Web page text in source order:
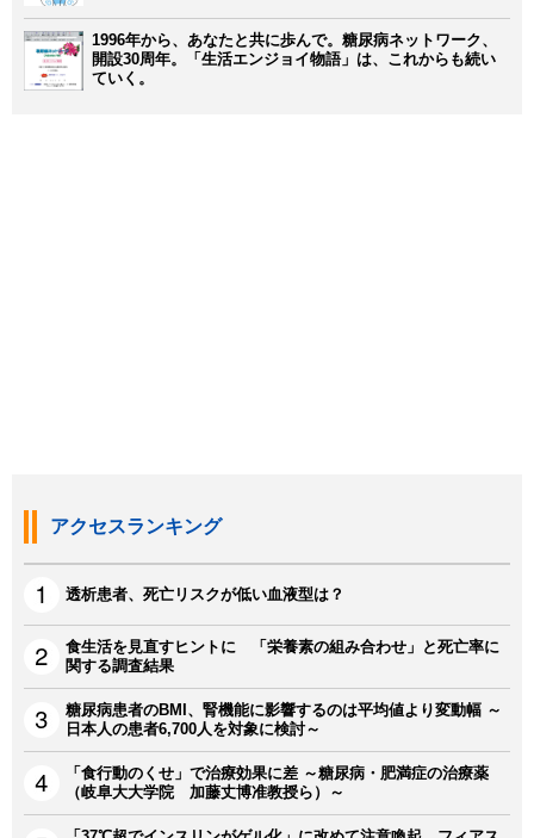
1996年から、あなたと共に歩んで。糖尿病ネットワーク、
開設30周年。「生活エンジョイ物語」は、これからも続い
ていく。
アクセスランキング
透析患者、死亡リスクが低い血液型は？
食生活を見直すヒントに 「栄養素の組み合わせ」と死亡率に
関する調査結果
糖尿病患者のBMI、腎機能に影響するのは平均値より変動幅 ～
日本人の患者6,700人を対象に検討～
「食行動のくせ」で治療効果に差 ～糖尿病・肥満症の治療薬
（岐阜大大学院 加藤丈博准教授ら）～